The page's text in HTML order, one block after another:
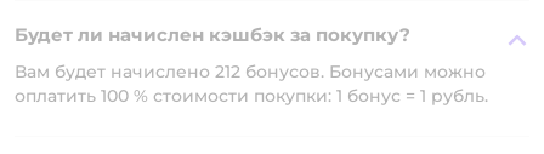
Будет ли начислен кэшбэк за покупку?
Вам будет начислено 212 бонусов. Бонусами можно
оплатить 100 % стоимости покупки: 1 бонус = 1 рубль.